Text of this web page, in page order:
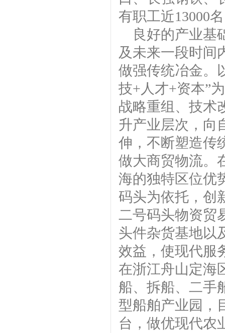
有职工近13000
良好的产业基
及未来一段时间
做强传统冶金。
技+人才+资本”
战略重组、技术
升产业层次，向
伸，不断塑造传
做大商贸物流。
海的独特区位优
码头为依托，创
二号码头物资贸
头件杂货基地以
效益，使现代服
在浙江舟山定海
船、拆船、二手
型船舶产业园，
台，做优现代农